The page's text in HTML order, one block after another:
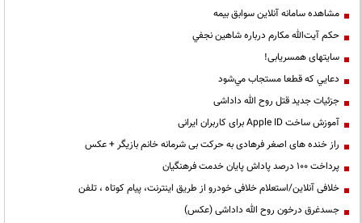
مشاهده سامانه آنلاين سوابق بیمه
حكم آيت‌الله مكارم درباره شاهين نجفي
سایتهای همسریابی!
دعايي كه قطعا مستجاب مي‌شود
جزئیات جدید قتل روح الله داداشی
آموزش ساخت Apple ID برای کاربران ایرانی
راز خنده های اصغر فرهادی به حرکت بی شرمانه خانم بازیگر + عکس
پرداخت ۱۰۰ درصد پاداش پایان خدمت فرهنگیان
خلافی آنلاین/استعلام خلافی خودرو از طریق اینترنت، پیام کوتاه ، تلفن
جسدغرق درخون روح الله داداشی (عکس)